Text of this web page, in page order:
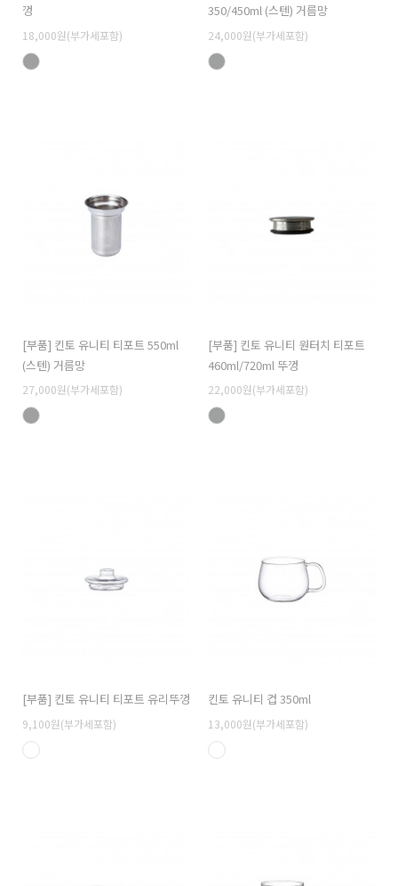
껑
18,000원(부가세포함)
350/450ml (스텐) 거름망
24,000원(부가세포함)
[부품] 킨토 유니티 티포트 550ml
(스텐) 거름망
27,000원(부가세포함)
[부품] 킨토 유니티 원터치 티포트
460ml/720ml 뚜껑
22,000원(부가세포함)
[부품] 킨토 유니티 티포트 유리뚜껑
9,100원(부가세포함)
킨토 유니티 컵 350ml
13,000원(부가세포함)